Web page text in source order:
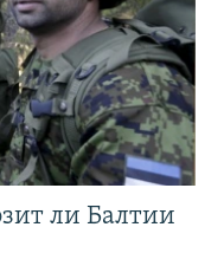
ли Балтии